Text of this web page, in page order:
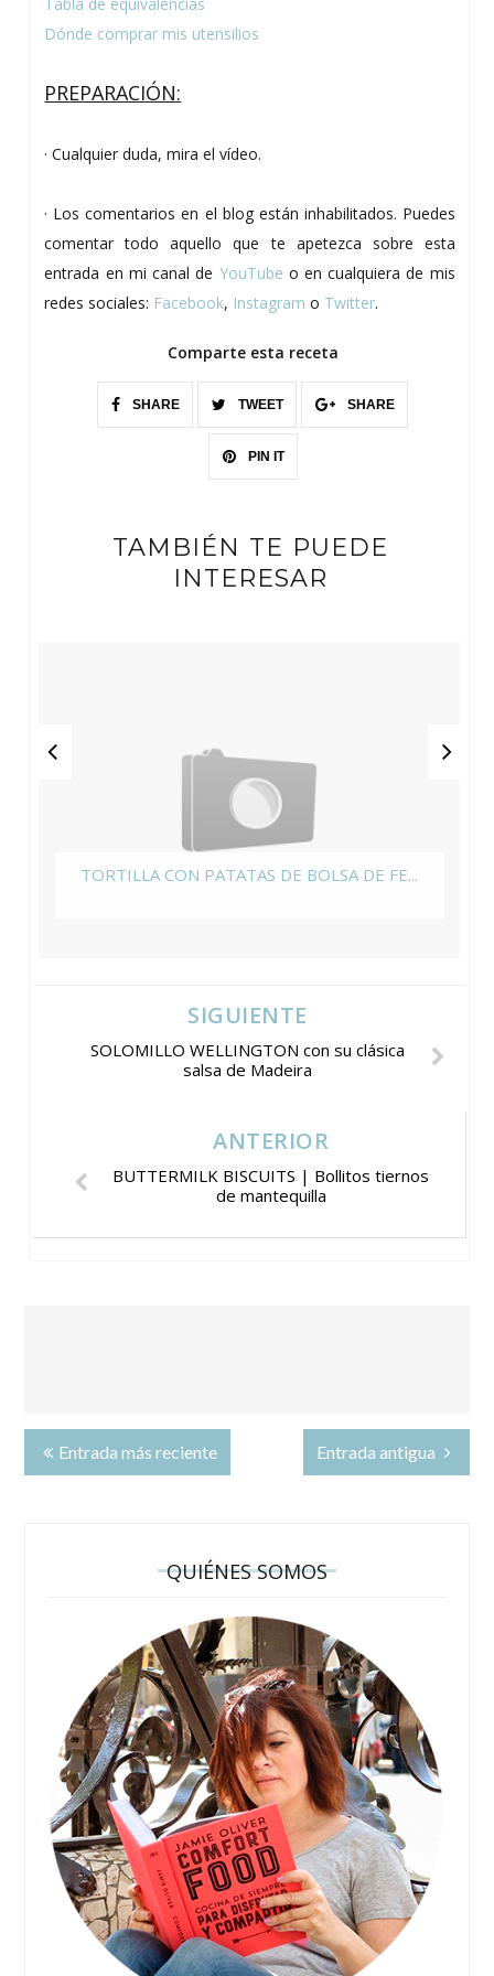
Tabla de equivalencias
Dónde comprar mis utensilios
PREPARACIÓN:
· Cualquier duda, mira el vídeo.
· Los comentarios en el blog están inhabilitados. Puedes
comentar todo aquello que te apetezca sobre esta
entrada en mi canal de YouTube o en cualquiera de mis
redes sociales: Facebook, Instagram o Twitter.
Comparte esta receta
SHARE TWEET SHARE
PIN IT
TAMBIÉN TE PUEDE
INTERESAR
TORTILLA CON PATATAS DE BOLSA DE FE...
SIGUIENTE
SOLOMILLO WELLINGTON con su clásica
salsa de Madeira
ANTERIOR
BUTTERMILK BISCUITS | Bollitos tiernos
de mantequilla
Entrada más reciente Entrada antigua
QUIÉNES SOMOS